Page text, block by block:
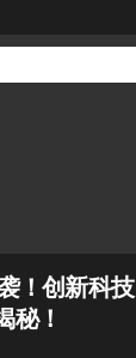
！创新科技
秘！